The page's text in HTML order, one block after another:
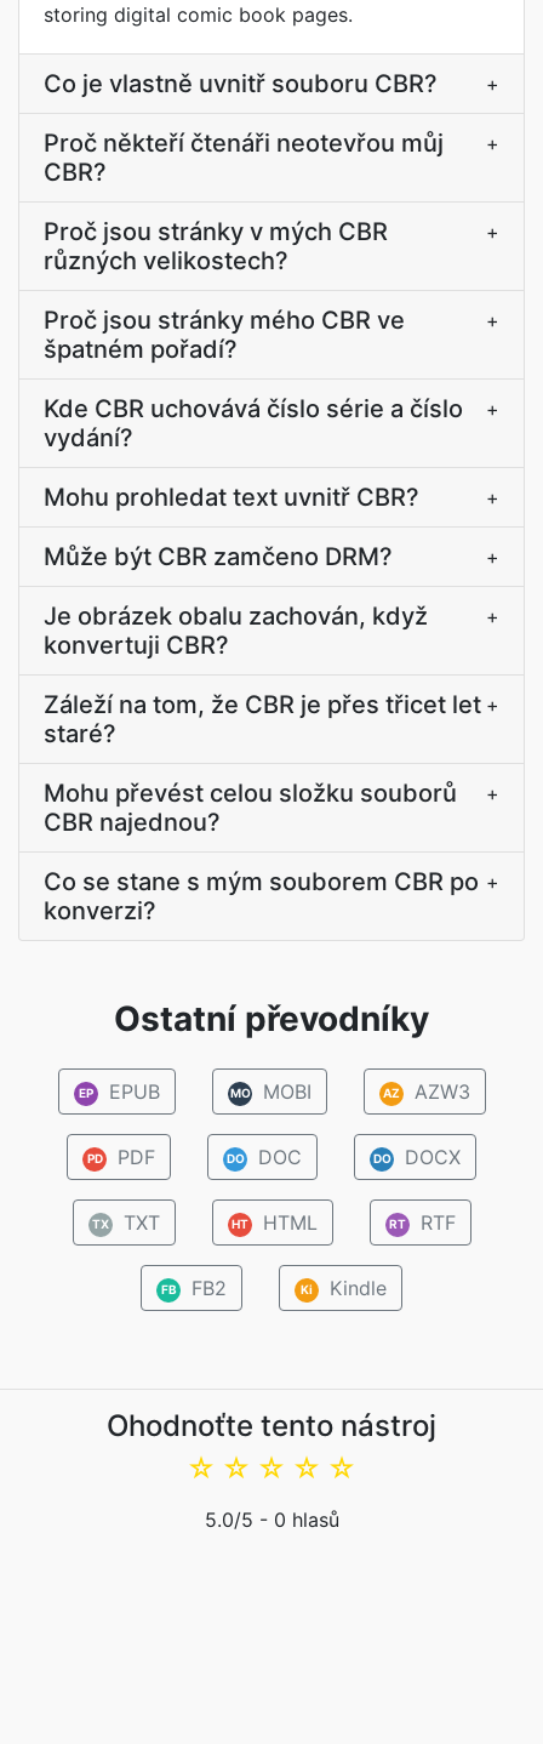
storing digital comic book pages.
Co je vlastně uvnitř souboru CBR? +
Proč někteří čtenáři neotevřou můj
CBR?
+
Proč jsou stránky v mých CBR
různých velikostech?
+
Proč jsou stránky mého CBR ve
špatném pořadí?
+
Kde CBR uchovává číslo série a číslo
vydání?
+
Mohu prohledat text uvnitř CBR? +
Může být CBR zamčeno DRM? +
Je obrázek obalu zachován, když
konvertuji CBR?
+
Záleží na tom, že CBR je přes třicet let
staré?
+
Mohu převést celou složku souborů
CBR najednou?
+
Co se stane s mým souborem CBR po
konverzi?
+
Ostatní převodníky
EP EPUB MO MOBI AZ AZW3
PD PDF DO DOC DO DOCX
TX TXT HT HTML RT RTF
FB FB2 Ki Kindle
Ohodnoťte tento nástroj
☆
☆
☆
☆
☆
5.0/5 - 0 hlasů